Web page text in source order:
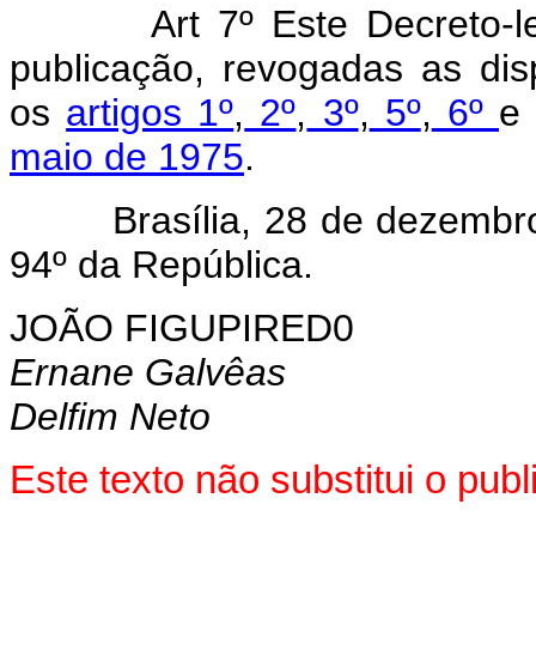
Art 7º Este
publicação, revogadas as
os artigos 1º, 2º, 3º, 5º, 6º e
maio de 1975.
Brasília, 28 de dezembro
94º da República.
JOÃO FIGUPIRED0
Ernane Galvêas
Delfim Neto
Este texto não substitui o